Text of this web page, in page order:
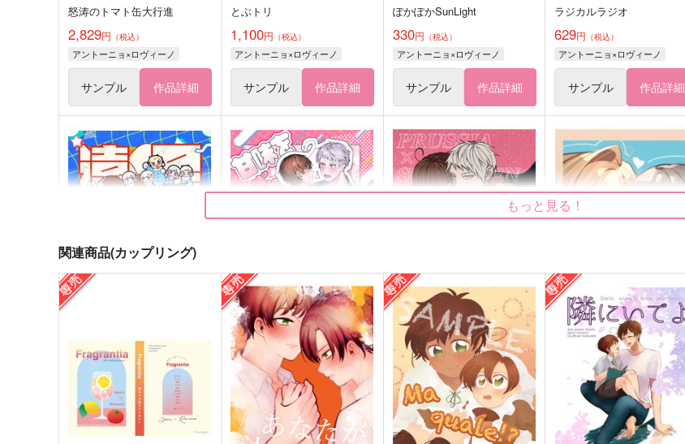
怒涛のトマト缶大行進
2,829円 （税込）
アントーニョ×ロヴィーノ
サンプル 作品詳細
とぶトリ
1,100円 （税込）
アントーニョ×ロヴィーノ
サンプル 作品詳細
ぽかぽかSunLight
330円 （税込）
アントーニョ×ロヴィーノ
サンプル 作品詳細
ラジカルラジオ
629円 （税込）
アントーニョ×ロヴィーノ
サンプル 作品詳細
遠足弁当
窓ぎわみかん
円（税込）
ロヴィーノ・ヴァルガス
甘味をぎゅぎゅっと詰めまし
て!!
ひだまりシフォン堂
1,000 （税込）
ギルベルト×ロヴィーノ
甘美な罠にご注意を。
おつまみはピッツァ
629円（税込）
ギルベルト×ロヴィーノ
アベ星まとめ本
円（税込）
アベンチュリン×星
もっと見る！
関連商品(カップリング)